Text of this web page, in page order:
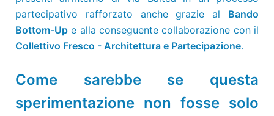
partecipativo rafforzato anche grazie al Bando
Bottom-Up e alla conseguente collaborazione con il
Collettivo Fresco - Architettura e Partecipazione.
Come sarebbe se questa
sperimentazione non fosse solo